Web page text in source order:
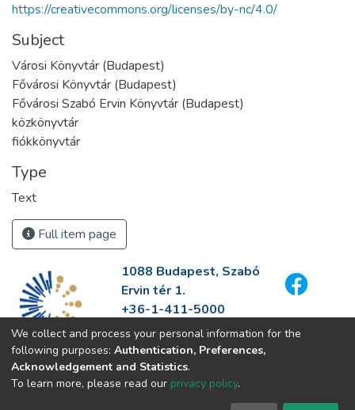
https://creativecommons.org/licenses/by-nc/4.0/
Subject
Városi Könyvtár (Budapest)
Fővárosi Könyvtár (Budapest)
Fővárosi Szabó Ervin Könyvtár (Budapest)
közkönyvtár
fiókkönyvtár
Type
Text
Full item page
1088 Budapest, Szabó
Ervin tér 1.
+36-1-411-5000
info@fszek.hu
https://fszek.hu
We collect and process your personal information for the
following purposes: Authentication, Preferences,
Acknowledgement and Statistics.
To learn more, please read our privacy policy.